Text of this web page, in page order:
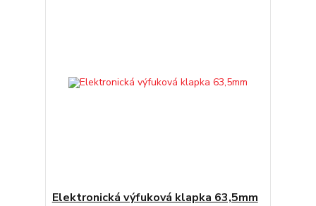
Elektronická výfuková klapka 63,5mm